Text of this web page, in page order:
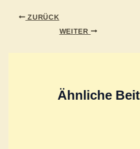
ZURÜCK
WEITER
Ähnliche